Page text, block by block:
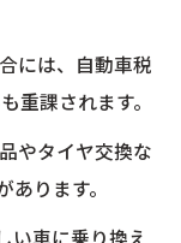
には、自動車税
重課されます。
やタイヤ交換な
ります。